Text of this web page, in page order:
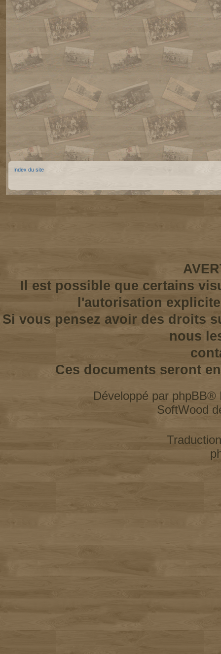
Index du site
Il est possible que certains
l'autorisation
Si vous pensez avoir des droits
nous
Ces documents seront
Développé par phpBB®
SoftWood